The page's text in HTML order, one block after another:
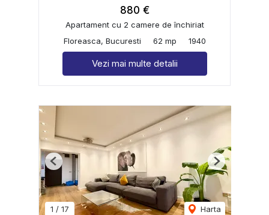
880 €
Apartament cu 2 camere de închiriat
Floreasca, Bucuresti
62 mp 1940
Vezi mai multe detalii
1 / 17 Harta
Previous Next